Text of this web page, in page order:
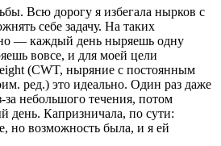
Всю дорогу я избегала нырков с
себе задачу. На таких
— каждый день ныряешь одну
вовсе, и для моей цели
(CWT, ныряние с постоянным
ред.) это идеально. Один раз даже
небольшого течения, потом
день. Капризничала, по сути:
но возможность была, и я ей